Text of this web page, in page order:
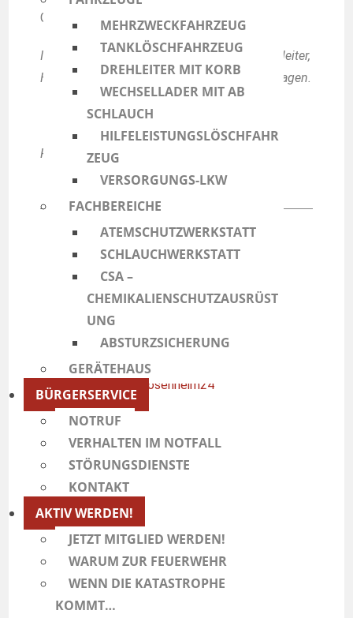
MEHRZWECKFAHRZEUG
TANKLÖSCHFAHRZEUG
DREHLEITER MIT KORB
WECHSELLADER MIT AB
SCHLAUCH
HILFELEISTUNGSLÖSCHFAHR
ZEUG
VERSORGUNGS-LKW
FACHBEREICHE
ATEMSCHUTZWERKSTATT
SCHLAUCHWERKSTATT
CSA –
CHEMIKALIENSCHUTZAUSRÜST
UNG
ABSTURZSICHERUNG
GERÄTEHAUS
BÜRGERSERVICE
NOTRUF
VERHALTEN IM NOTFALL
STÖRUNGSDIENSTE
KONTAKT
AKTIV WERDEN!
JETZT MITGLIED WERDEN!
WARUM ZUR FEUERWEHR
WENN DIE KATASTROPHE
KOMMT…
Getränke.
Im Einsatz waren: Mehrzweckfahrzeug, Drehleiter,
Hilfeleistungslöschfahrzeug und Schlauchwagen.
Foto: Pressefotografie24 Dominik Götz
Rosenheim24
Abendzeitung München
ED-live